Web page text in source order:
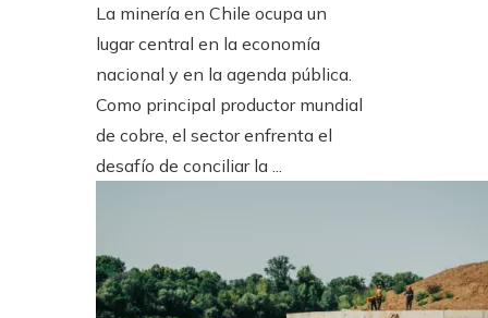
La minería en Chile ocupa un
lugar central en la economía
nacional y en la agenda pública.
Como principal productor mundial
de cobre, el sector enfrenta el
desafío de conciliar la ...